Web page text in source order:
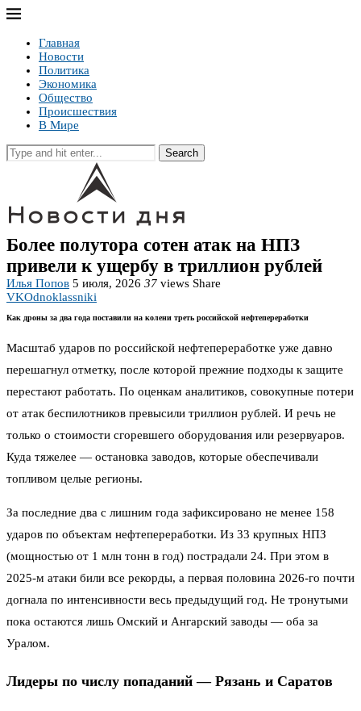
Главная
Новости
Политика
Экономика
Общество
Происшествия
В Мире
Search
Более полутора сотен атак на НПЗ
привели к ущербу в триллион рублей
Илья Попов 5 июля, 2026 37 views Share
VKOdnoklassniki
Как дроны за два года поставили на колени треть российской нефтепереработки
Масштаб ударов по российской нефтепереработке уже давно
перешагнул отметку, после которой прежние подходы к защите
перестают работать. По оценкам аналитиков, совокупные потери
от атак беспилотников превысили триллион рублей. И речь не
только о стоимости сгоревшего оборудования или резервуаров.
Куда тяжелее — остановка заводов, которые обеспечивали
топливом целые регионы.
За последние два с лишним года зафиксировано не менее 158
ударов по объектам нефтепереработки. Из 33 крупных НПЗ
(мощностью от 1 млн тонн в год) пострадали 24. При этом в
2025-м атаки били все рекорды, а первая половина 2026-го почти
догнала по интенсивности весь предыдущий год. Не тронутыми
пока остаются лишь Омский и Ангарский заводы — оба за
Уралом.
Лидеры по числу попаданий — Рязань и Саратов